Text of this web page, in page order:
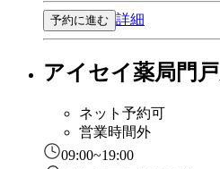
予約に進む 詳細
アイセイ薬局門
ネット予約可
営業時間外
09:00~19:00